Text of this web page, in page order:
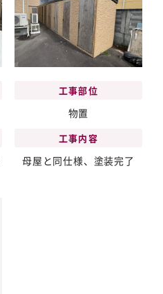
工事部位
物置
工事内容
母屋と同仕様、塗装完了